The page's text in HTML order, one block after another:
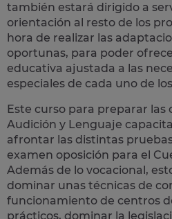
también estará dirigido a
orientación al resto de los
hora de realizar las
oportunas, para poder
educativa ajustada a las
especiales de cada uno de
Este curso para preparar las
Audición y Lenguaje
afrontar las distintas
examen oposición para el
Además de lo vocacional,
dominar unas técnicas de
funcionamiento de centros
prácticos, dominar la